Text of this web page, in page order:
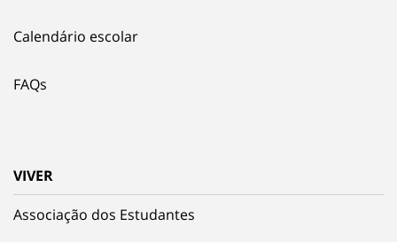
Calendário escolar
FAQs
VIVER
Associação dos Estudantes